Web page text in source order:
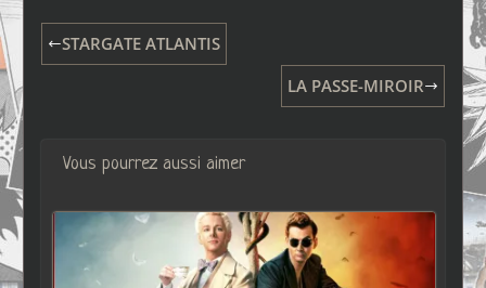
STARGATE ATLANTIS
LA PASSE-MIROIR
Vous pourrez aussi aimer